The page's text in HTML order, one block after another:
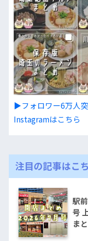
▶︎フォロワー6万人
Instagramはこちら
注目の記事はこ
駅
号
ま